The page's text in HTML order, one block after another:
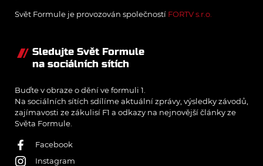
Svět Formule je provozován společností FORTV s.r.o.
Sledujte Svět Formule
na sociálních sítích
Buďte v obraze o dění ve formuli 1.
Na sociálních sítích sdílíme aktuální zprávy, výsledky závodů,
zajímavosti ze zákulisí F1 a odkazy na nejnovější články ze
Světa Formule.
Facebook
Instagram